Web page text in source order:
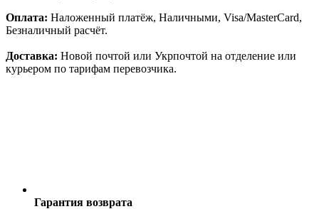
Оплата: Наложенный платёж, Наличными, Visa/MasterCard,
Безналичный расчёт.
Доставка: Новой почтой или Укрпочтой на отделение или
курьером по тарифам перевозчика.
Гарантия возврата